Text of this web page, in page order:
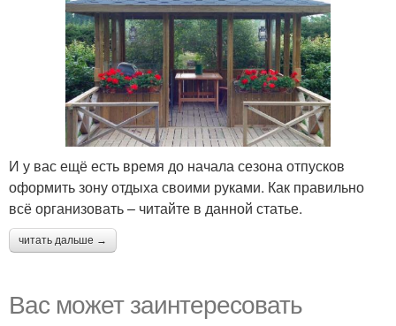
И у вас ещё есть время до начала сезона отпусков
оформить зону отдыха своими руками. Как правильно
всё организовать – читайте в данной статье.
читать дальше →
Вас может заинтересовать